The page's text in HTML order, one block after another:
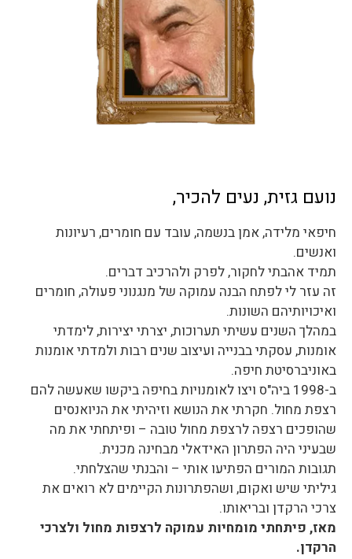
נועם גזית, נעים להכיר,
חיפאי מלידה, אמן בנשמה, עובד עם חומרים, רעיונות
ואנשים.
תמיד אהבתי לחקור, לפרק ולהרכיב דברים.
זה עזר לי לפתח הבנה עמוקה של מנגנוני פעולה, חומרים
ואיכויותיהם השונות.
במהלך השנים עשיתי תערוכות, יצרתי יצירות, לימדתי
אומנות, עסקתי בבנייה ועיצוב שנים רבות ולמדתי אומנות
באוניברסיטת חיפה.
ב-1998 ביה"ס ויצו לאומנויות בחיפה ביקשו שאעשה להם
רצפת מחול. חקרתי את הנושא וזיהיתי את הניואנסים
שהופכים רצפה לרצפת מחול טובה – ופיתחתי את מה
שבעיני היה הפתרון האידאלי מבחינה מכנית.
תגובות המורים הפתיעו אותי – והבנתי שהצלחתי.
גיליתי שיש ואקום, ושהפתרונות הקיימים לא רואים את
צרכי הרקדן ובריאותו.
מאז, פיתחתי מומחיות עמוקה לרצפות מחול ולצרכי
הרקדן.